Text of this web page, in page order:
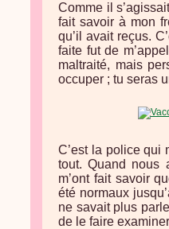
Comme il
fait savoir à mon
qu’il avait reçus.
faite fut de
maltraité, mais
occuper ; tu seras
C’est la police qui
tout. Quand nous
m’ont fait savoir
été normaux
ne savait plus
de le faire